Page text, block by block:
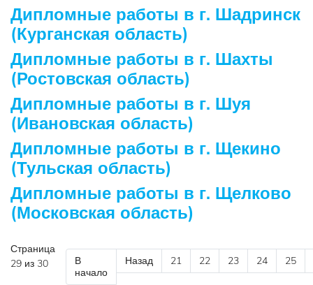
Дипломные работы в г. Шадринск
(Курганская область)
Дипломные работы в г. Шахты
(Ростовская область)
Дипломные работы в г. Шуя
(Ивановская область)
Дипломные работы в г. Щекино
(Тульская область)
Дипломные работы в г. Щелково
(Московская область)
Страница
29 из 30
В
начало
Назад 21 22 23 24 25